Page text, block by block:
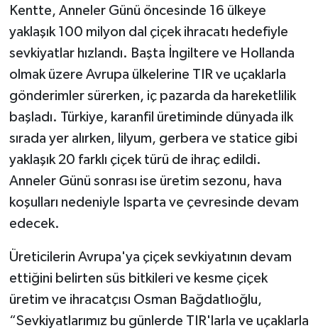
Kentte, Anneler Günü öncesinde 16 ülkeye
yaklaşık 100 milyon dal çiçek ihracatı hedefiyle
sevkiyatlar hızlandı. Başta İngiltere ve Hollanda
olmak üzere Avrupa ülkelerine TIR ve uçaklarla
gönderimler sürerken, iç pazarda da hareketlilik
başladı. Türkiye, karanfil üretiminde dünyada ilk
sırada yer alırken, lilyum, gerbera ve statice gibi
yaklaşık 20 farklı çiçek türü de ihraç edildi.
Anneler Günü sonrası ise üretim sezonu, hava
koşulları nedeniyle Isparta ve çevresinde devam
edecek.
Üreticilerin Avrupa'ya çiçek sevkiyatının devam
ettiğini belirten süs bitkileri ve kesme çiçek
üretim ve ihracatçısı Osman Bağdatlıoğlu,
“Sevkiyatlarımız bu günlerde TIR'larla ve uçaklarla